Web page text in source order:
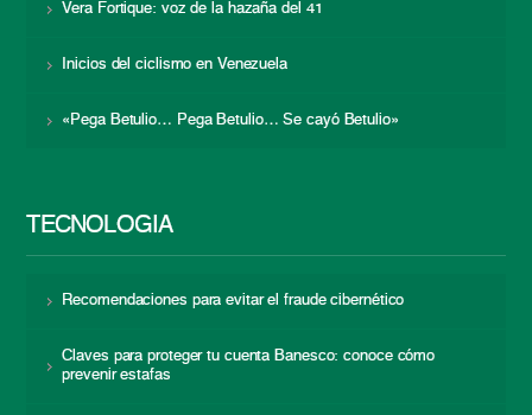
Vera Fortique: voz de la hazaña del 41
Inicios del ciclismo en Venezuela
«Pega Betulio… Pega Betulio… Se cayó Betulio»
TECNOLOGÍA
Recomendaciones para evitar el fraude cibernético
Claves para proteger tu cuenta Banesco: conoce cómo
prevenir estafas